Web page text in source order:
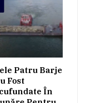
Patru Barje
Fost
În